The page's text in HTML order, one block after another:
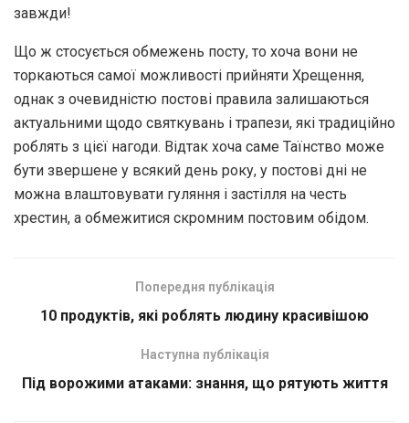
завжди!
Що ж стосується обмежень посту, то хоча вони не
торкаються самої можливості прийняти Хрещення,
однак з очевидністю постові правила залишаються
актуальними щодо святкувань і трапези, які традиційно
роблять з цієї нагоди. Відтак хоча саме Таїнство може
бути звершене у всякий день року, у постові дні не
можна влаштовувати гуляння і застілля на честь
хрестин, а обмежитися скромним постовим обідом.
Попередня публікація
10 продуктів, які роблять людину красивішою
Наступна публікація
Під ворожими атаками: знання, що рятують життя